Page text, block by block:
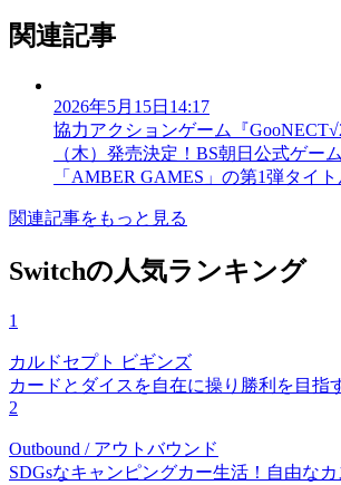
関連記事
2026年5月15日14:17
協力アクションゲーム『
（木）発売決定！BS朝日公式ゲー
「AMBER GAMES」の第1弾タイ
関連記事をもっと見る
Switchの人気ランキング
1
カルドセプト ビギンズ
カードとダイスを自在に操り勝利を目指
2
Outbound / アウトバウンド
SDGsなキャンピングカー生活！自由な